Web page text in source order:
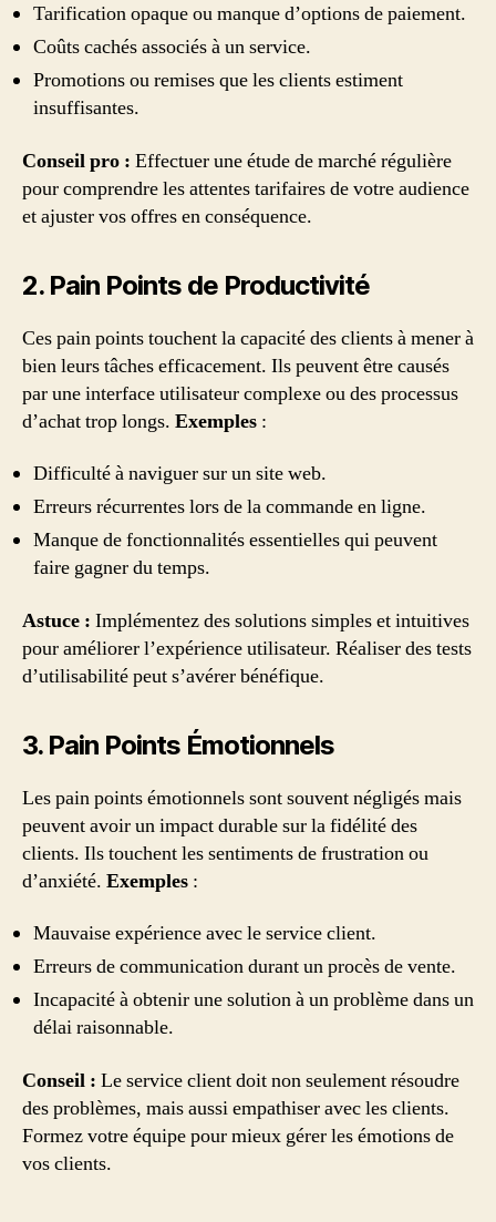
Tarification opaque ou manque d’options de paiement.
Coûts cachés associés à un service.
Promotions ou remises que les clients estiment
insuffisantes.
Conseil pro : Effectuer une étude de marché régulière
pour comprendre les attentes tarifaires de votre audience
et ajuster vos offres en conséquence.
2. Pain Points de Productivité
Ces pain points touchent la capacité des clients à mener à
bien leurs tâches efficacement. Ils peuvent être causés
par une interface utilisateur complexe ou des processus
d’achat trop longs. Exemples :
Difficulté à naviguer sur un site web.
Erreurs récurrentes lors de la commande en ligne.
Manque de fonctionnalités essentielles qui peuvent
faire gagner du temps.
Astuce : Implémentez des solutions simples et intuitives
pour améliorer l’expérience utilisateur. Réaliser des tests
d’utilisabilité peut s’avérer bénéfique.
3. Pain Points Émotionnels
Les pain points émotionnels sont souvent négligés mais
peuvent avoir un impact durable sur la fidélité des
clients. Ils touchent les sentiments de frustration ou
d’anxiété. Exemples :
Mauvaise expérience avec le service client.
Erreurs de communication durant un procès de vente.
Incapacité à obtenir une solution à un problème dans un
délai raisonnable.
Conseil : Le service client doit non seulement résoudre
des problèmes, mais aussi empathiser avec les clients.
Formez votre équipe pour mieux gérer les émotions de
vos clients.